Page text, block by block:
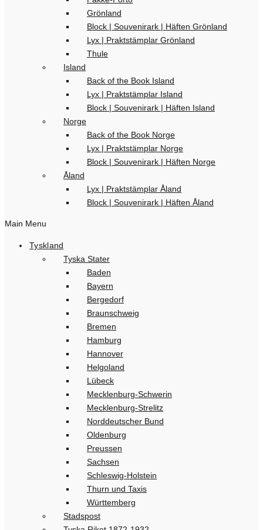
Grönland
Block | Souvenirark | Häften Grönland
Lyx | Praktstämplar Grönland
Thule
Island
Back of the Book Island
Lyx | Praktstämplar Island
Block | Souvenirark | Häften Island
Norge
Back of the Book Norge
Lyx | Praktstämplar Norge
Block | Souvenirark | Häften Norge
Åland
Lyx | Praktstämplar Åland
Block | Souvenirark | Häften Åland
Main Menu
Tyskland
Tyska Stater
Baden
Bayern
Bergedorf
Braunschweig
Bremen
Hamburg
Hannover
Helgoland
Lübeck
Mecklenburg-Schwerin
Mecklenburg-Strelitz
Norddeutscher Bund
Oldenburg
Preussen
Sachsen
Schleswig-Holstein
Thurn und Taxis
Württemberg
Stadspost